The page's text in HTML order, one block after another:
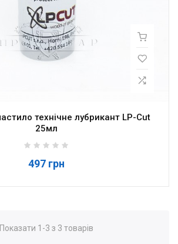
технічне лубрикант LP-Cut
25мл
497 грн
Показати 1-3 з 3 товарів